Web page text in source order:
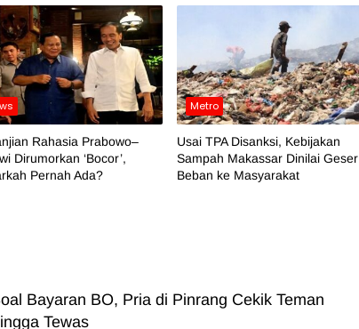
Rahasia Prabowo–
Dirumorkan ‘Bocor’,
Pernah Ada?
Metro
Usai TPA Disanksi, Kebijakan
Sampah Makassar Dinilai Geser
Beban ke Masyarakat
Bayaran BO, Pria di Pinrang Cekik Teman
Tewas